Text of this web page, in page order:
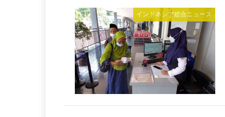
インドネシア総合ニュース